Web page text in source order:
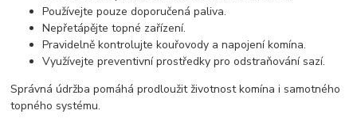
Používejte pouze doporučená paliva.
Nepřetápějte topné zařízení.
Pravidelně kontrolujte kouřovody a napojení komína.
Využívejte preventivní prostředky pro odstraňování sazí.
Správná údržba pomáhá prodloužit životnost komína i samotného
topného systému.